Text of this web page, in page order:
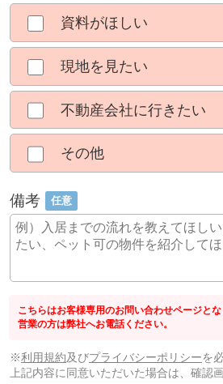
資料がほしい
現地を見たい
不動産会社に行きたい
その他
備考 任意
こちらはお客様専用のお問い合わせページとな
営業の方は弊社へお電話ください。
※利用規約及びプライバシーポリシーを
上記内容に同意いただいた場合は、確認